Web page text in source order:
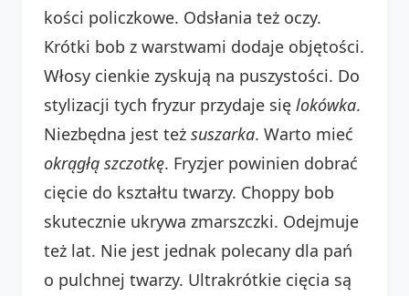
kości policzkowe. Odsłania też oczy.
Krótki bob z warstwami dodaje objętości.
Włosy cienkie zyskują na puszystości. Do
stylizacji tych fryzur przydaje się lokówka.
Niezbędna jest też suszarka. Warto mieć
okrągłą szczotkę. Fryzjer powinien dobrać
cięcie do kształtu twarzy. Choppy bob
skutecznie ukrywa zmarszczki. Odejmuje
też lat. Nie jest jednak polecany dla pań
o pulchnej twarzy. Ultrakrótkie cięcia są